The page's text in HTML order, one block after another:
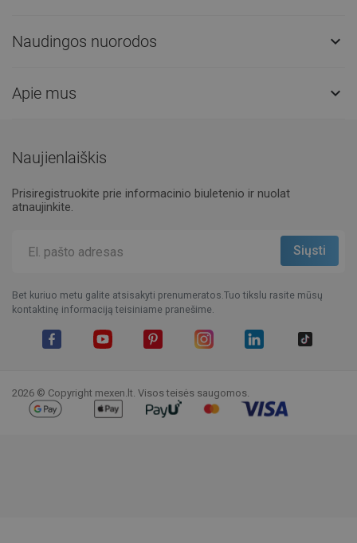
Naudingos nuorodos 
Apie mus 
Naujienlaiškis
Prisiregistruokite prie informacinio biuletenio ir nuolat
atnaujinkite.
Bet kuriuo metu galite atsisakyti prenumeratos.Tuo tikslu rasite mūsų
kontaktinę informaciją teisiniame pranešime.
2026 © Copyright mexen.lt. Visos teisės saugomos.